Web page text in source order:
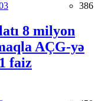
386
8 milyon
AÇG-yə
faiz